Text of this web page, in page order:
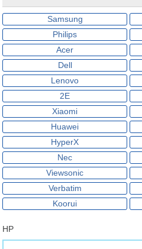
Samsung
Philips
Acer
Dell
Lenovo
2E
Xiaomi
Huawei
HyperX
Nec
Viewsonic
Verbatim
Koorui
HP